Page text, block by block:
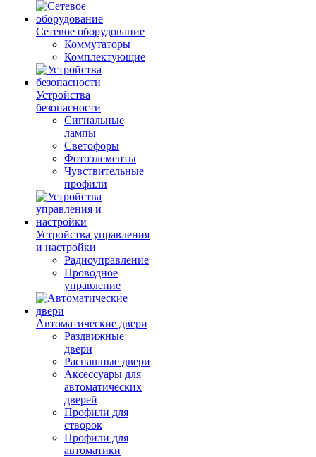
Сетевое оборудование
Коммутаторы
Комплектующие
Устройства
безопасности
Сигнальные
лампы
Светофоры
Фотоэлементы
Чувствительные
профили
Устройства управления
и настройки
Радиоуправление
Проводное
управление
Автоматические двери
Раздвижные
двери
Распашные двери
Аксессуары для
автоматических
дверей
Профили для
створок
Профили для
автоматики